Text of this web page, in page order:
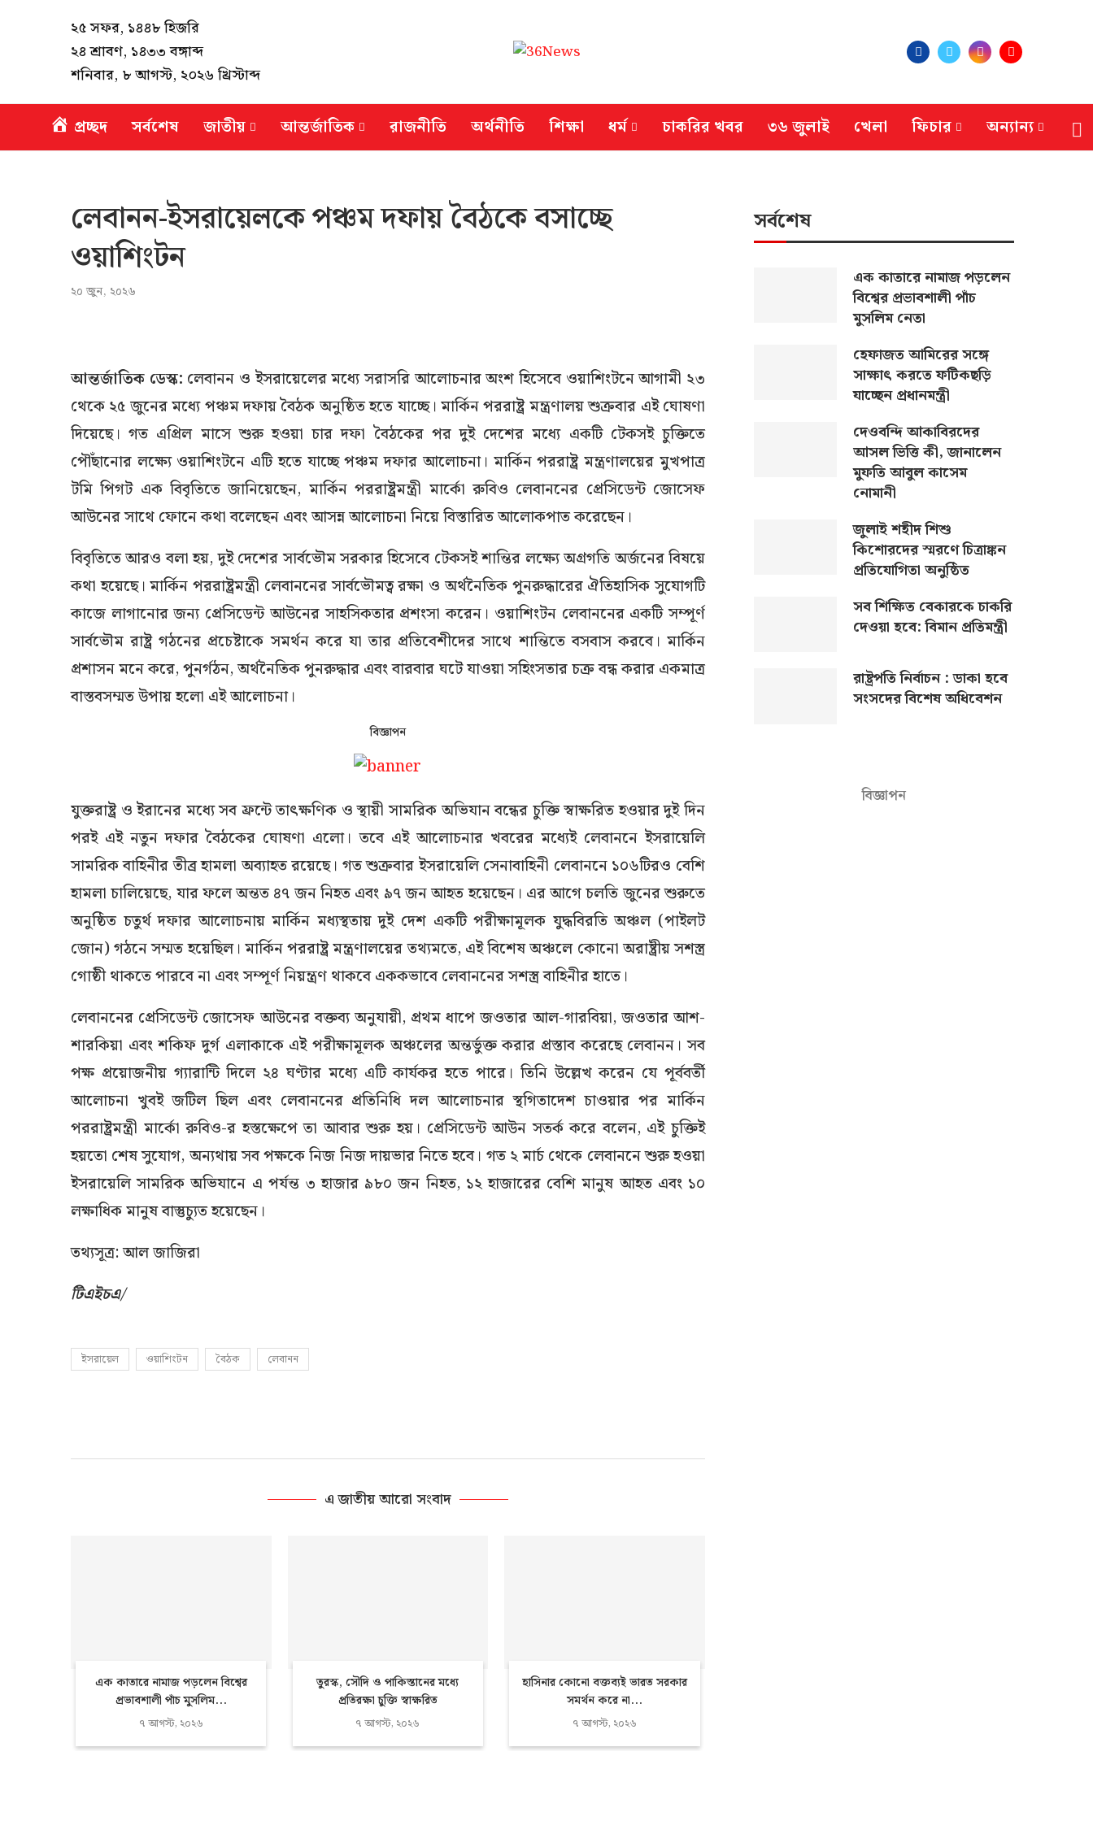
২৫ সফর, ১৪৪৮ হিজরি
২৪ শ্রাবণ, ১৪৩৩ বঙ্গাব্দ
শনিবার, ৮ আগস্ট, ২০২৬ খ্রিস্টাব্দ
প্রচ্ছদ সর্বশেষ জাতীয় আন্তর্জাতিক রাজনীতি অর্থনীতি শিক্ষা ধর্ম চাকরির খবর ৩৬ জুলাই খেলা ফিচার অন্যান্য
লেবানন-ইসরায়েলকে পঞ্চম দফায় বৈঠকে বসাচ্ছে
ওয়াশিংটন
২০ জুন, ২০২৬
আন্তর্জাতিক ডেস্ক: লেবানন ও ইসরায়েলের মধ্যে সরাসরি আলোচনার অংশ হিসেবে ওয়াশিংটনে আগামী ২৩
থেকে ২৫ জুনের মধ্যে পঞ্চম দফায় বৈঠক অনুষ্ঠিত হতে যাচ্ছে। মার্কিন পররাষ্ট্র মন্ত্রণালয় শুক্রবার এই ঘোষণা
দিয়েছে। গত এপ্রিল মাসে শুরু হওয়া চার দফা বৈঠকের পর দুই দেশের মধ্যে একটি টেকসই চুক্তিতে
পৌঁছানোর লক্ষ্যে ওয়াশিংটনে এটি হতে যাচ্ছে পঞ্চম দফার আলোচনা। মার্কিন পররাষ্ট্র মন্ত্রণালয়ের মুখপাত্র
টমি পিগট এক বিবৃতিতে জানিয়েছেন, মার্কিন পররাষ্ট্রমন্ত্রী মার্কো রুবিও লেবাননের প্রেসিডেন্ট জোসেফ
আউনের সাথে ফোনে কথা বলেছেন এবং আসন্ন আলোচনা নিয়ে বিস্তারিত আলোকপাত করেছেন।
বিবৃতিতে আরও বলা হয়, দুই দেশের সার্বভৌম সরকার হিসেবে টেকসই শান্তির লক্ষ্যে অগ্রগতি অর্জনের বিষয়ে
কথা হয়েছে। মার্কিন পররাষ্ট্রমন্ত্রী লেবাননের সার্বভৌমত্ব রক্ষা ও অর্থনৈতিক পুনরুদ্ধারের ঐতিহাসিক সুযোগটি
কাজে লাগানোর জন্য প্রেসিডেন্ট আউনের সাহসিকতার প্রশংসা করেন। ওয়াশিংটন লেবাননের একটি সম্পূর্ণ
সার্বভৌম রাষ্ট্র গঠনের প্রচেষ্টাকে সমর্থন করে যা তার প্রতিবেশীদের সাথে শান্তিতে বসবাস করবে। মার্কিন
প্রশাসন মনে করে, পুনর্গঠন, অর্থনৈতিক পুনরুদ্ধার এবং বারবার ঘটে যাওয়া সহিংসতার চক্র বন্ধ করার একমাত্র
বাস্তবসম্মত উপায় হলো এই আলোচনা।
বিজ্ঞাপন
যুক্তরাষ্ট্র ও ইরানের মধ্যে সব ফ্রন্টে তাৎক্ষণিক ও স্থায়ী সামরিক অভিযান বন্ধের চুক্তি স্বাক্ষরিত হওয়ার দুই দিন
পরই এই নতুন দফার বৈঠকের ঘোষণা এলো। তবে এই আলোচনার খবরের মধ্যেই লেবাননে ইসরায়েলি
সামরিক বাহিনীর তীব্র হামলা অব্যাহত রয়েছে। গত শুক্রবার ইসরায়েলি সেনাবাহিনী লেবাননে ১০৬টিরও বেশি
হামলা চালিয়েছে, যার ফলে অন্তত ৪৭ জন নিহত এবং ৯৭ জন আহত হয়েছেন। এর আগে চলতি জুনের শুরুতে
অনুষ্ঠিত চতুর্থ দফার আলোচনায় মার্কিন মধ্যস্থতায় দুই দেশ একটি পরীক্ষামূলক যুদ্ধবিরতি অঞ্চল (পাইলট
জোন) গঠনে সম্মত হয়েছিল। মার্কিন পররাষ্ট্র মন্ত্রণালয়ের তথ্যমতে, এই বিশেষ অঞ্চলে কোনো অরাষ্ট্রীয় সশস্ত্র
গোষ্ঠী থাকতে পারবে না এবং সম্পূর্ণ নিয়ন্ত্রণ থাকবে এককভাবে লেবাননের সশস্ত্র বাহিনীর হাতে।
লেবাননের প্রেসিডেন্ট জোসেফ আউনের বক্তব্য অনুযায়ী, প্রথম ধাপে জওতার আল-গারবিয়া, জওতার আশ-
শারকিয়া এবং শকিফ দুর্গ এলাকাকে এই পরীক্ষামূলক অঞ্চলের অন্তর্ভুক্ত করার প্রস্তাব করেছে লেবানন। সব
পক্ষ প্রয়োজনীয় গ্যারান্টি দিলে ২৪ ঘণ্টার মধ্যে এটি কার্যকর হতে পারে। তিনি উল্লেখ করেন যে পূর্ববর্তী
আলোচনা খুবই জটিল ছিল এবং লেবাননের প্রতিনিধি দল আলোচনার স্থগিতাদেশ চাওয়ার পর মার্কিন
পররাষ্ট্রমন্ত্রী মার্কো রুবিও-র হস্তক্ষেপে তা আবার শুরু হয়। প্রেসিডেন্ট আউন সতর্ক করে বলেন, এই চুক্তিই
হয়তো শেষ সুযোগ, অন্যথায় সব পক্ষকে নিজ নিজ দায়ভার নিতে হবে। গত ২ মার্চ থেকে লেবাননে শুরু হওয়া
ইসরায়েলি সামরিক অভিযানে এ পর্যন্ত ৩ হাজার ৯৮০ জন নিহত, ১২ হাজারের বেশি মানুষ আহত এবং ১০
লক্ষাধিক মানুষ বাস্তুচ্যুত হয়েছেন।
তথ্যসূত্র: আল জাজিরা
টিএইচএ/
ইসরায়েল ওয়াশিংটন বৈঠক লেবানন
এ জাতীয় আরো সংবাদ
এক কাতারে নামাজ পড়লেন বিশ্বের
প্রভাবশালী পাঁচ মুসলিম...
৭ আগস্ট, ২০২৬
তুরস্ক, সৌদি ও পাকিস্তানের মধ্যে
প্রতিরক্ষা চুক্তি স্বাক্ষরিত
৭ আগস্ট, ২০২৬
হাসিনার কোনো বক্তব্যই ভারত সরকার
সমর্থন করে না...
৭ আগস্ট, ২০২৬
সর্বশেষ
এক কাতারে নামাজ পড়লেন
বিশ্বের প্রভাবশালী পাঁচ
মুসলিম নেতা
হেফাজত আমিরের সঙ্গে
সাক্ষাৎ করতে ফটিকছড়ি
যাচ্ছেন প্রধানমন্ত্রী
দেওবন্দি আকাবিরদের
আসল ভিত্তি কী, জানালেন
মুফতি আবুল কাসেম
নোমানী
জুলাই শহীদ শিশু
কিশোরদের স্মরণে চিত্রাঙ্কন
প্রতিযোগিতা অনুষ্ঠিত
সব শিক্ষিত বেকারকে চাকরি
দেওয়া হবে: বিমান প্রতিমন্ত্রী
রাষ্ট্রপতি নির্বাচন : ডাকা হবে
সংসদের বিশেষ অধিবেশন
বিজ্ঞাপন